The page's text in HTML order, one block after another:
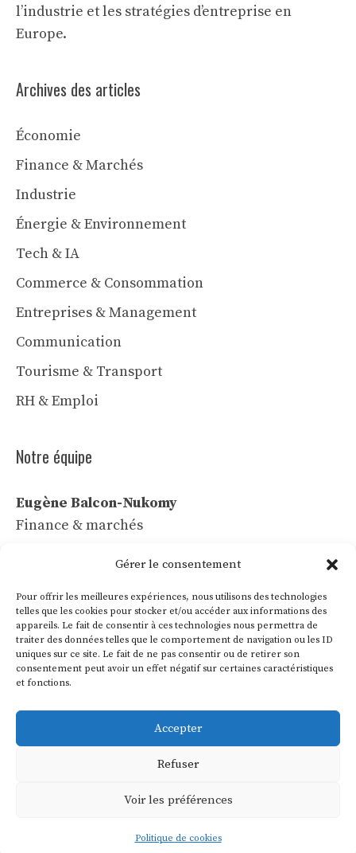
Gérer le consentement
Pour offrir les meilleures expériences, nous utilisons des technologies
telles que les cookies pour stocker et/ou accéder aux informations des
appareils. Le fait de consentir à ces technologies nous permettra de
traiter des données telles que le comportement de navigation ou les ID
uniques sur ce site. Le fait de ne pas consentir ou de retirer son
consentement peut avoir un effet négatif sur certaines caractéristiques
et fonctions.
Accepter
Refuser
Voir les préférences
Politique de cookies
l’industrie et les stratégies d’entreprise en
Europe.
Archives des articles
Économie
Finance & Marchés
Industrie
Énergie & Environnement
Tech & IA
Commerce & Consommation
Entreprises & Management
Communication
Tourisme & Transport
RH & Emploi
Notre équipe
Eugène Balcon-Nukomy
Finance & marchés
Céline Vaubert
Léa Voss
Commerce & communication
Roland Villon
Industrie & énergie
Marie Lakanal
Ressources humaines
© 2026 - Europe Business News -Mentions légales